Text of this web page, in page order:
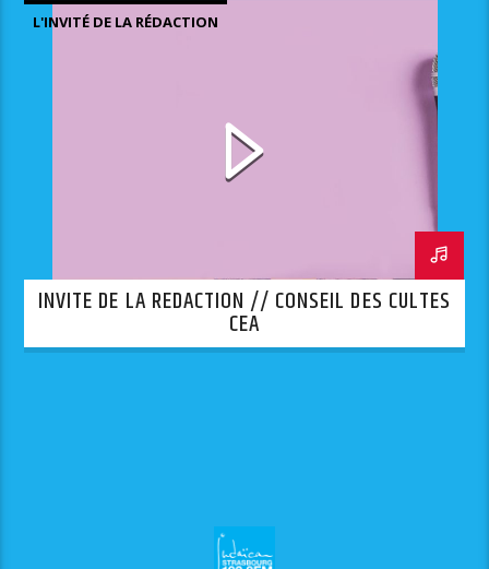
L'INVITÉ DE LA RÉDACTION
INVITE DE LA REDACTION // CONSEIL DES CULTES
CEA